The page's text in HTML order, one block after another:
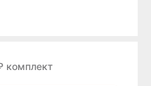
комплект